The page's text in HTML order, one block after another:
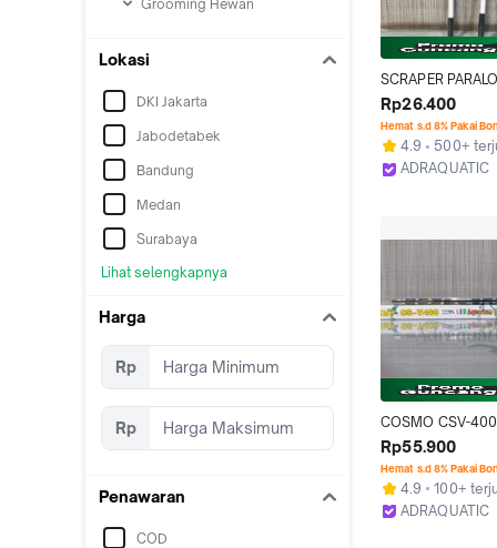
Grooming Hewan
Lokasi
DKI Jakarta
Jabodetabek
Bandung
Medan
Surabaya
Lihat selengkapnya
Harga
Rp
Rp
Penawaran
COD
SCRAPER
SIKAT ALAT
AQUARIUM
Rp26.400
Hemat s.d 8% Pakai
4.9
500+
ADRAQUATIC
COSMO CSV-
LED AQUARIUM
LAMPU CELUP
CS-V400
Rp55.900
Hemat s.d 8% Pakai
4.9
100+
ADRAQUATIC